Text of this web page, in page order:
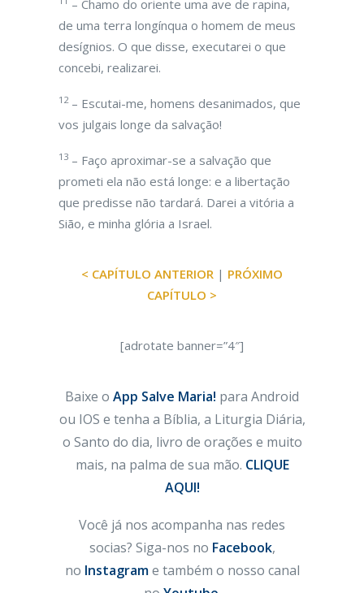
– Chamo do oriente uma ave de rapina,
de uma terra longínqua o homem de meus
desígnios. O que disse, executarei o que
concebi, realizarei.
12– Escutai-me, homens desanimados, que
vos julgais longe da salvação!
13 – Faço aproximar-se a salvação que
prometi ela não está longe: e a libertação
que predisse não tardará. Darei a vitória a
Sião, e minha glória a Israel.
< CAPÍTULO ANTERIOR | PRÓXIMO
CAPÍTULO >
[adrotate banner=”4″]
Baixe o App Salve Maria! para Android
ou IOS e tenha a Bíblia, a Liturgia Diária,
o Santo do dia, livro de orações e muito
mais, na palma de sua mão. CLIQUE
AQUI!
Você já nos acompanha nas redes
socias? Siga-nos no Facebook,
no Instagrame também o nosso canal